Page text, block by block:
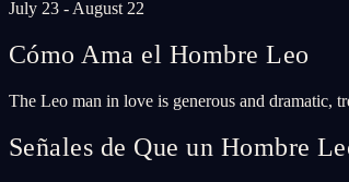
July 23 - August 22
Cómo Ama el Hombre Leo
The Leo man in love is generous and dramatic,
Señales de Que un Hombre